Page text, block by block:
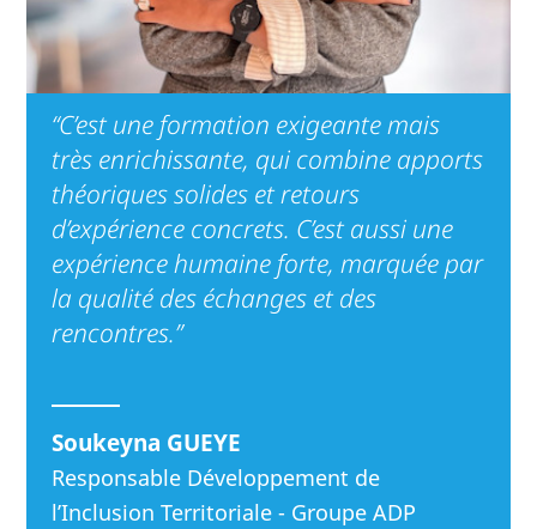
“C’est une formation exigeante mais
très enrichissante, qui combine apports
théoriques solides et retours
d’expérience concrets. C’est aussi une
expérience humaine forte, marquée par
la qualité des échanges et des
rencontres.”
Soukeyna GUEYE
Responsable Développement de
l’Inclusion Territoriale - Groupe ADP